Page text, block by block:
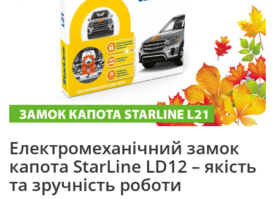
Електромеханічний замок
капота StarLine LD12 – якість
та зручність роботи